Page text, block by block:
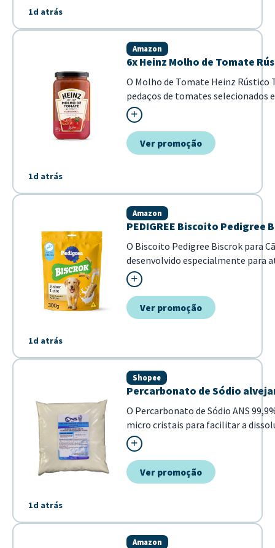
1d atrás
1d atrás
6x Heinz Molho de Tomate
Amazon
O Molho de Tomate Heinz Rústico
pedaços de tomates selecionados
Esta versão em embalagem de
frescor dos ingredientes,
pa...Ver promoção
1d atrás
PEDIGREE Biscoito Pedigree
Amazon
O Biscoito Pedigree Biscrok para
desenvolvido especialmente para
dos cães em fase de crescimento.
opção saborosa para recompensar
Ver promoção
1d atrás
Percarbonato de Sódio
Shopee
O Percarbonato de Sódio ANS
micro cristais para facilitar a
brancas e coloridas, removendo
Ver promoção
Amazon